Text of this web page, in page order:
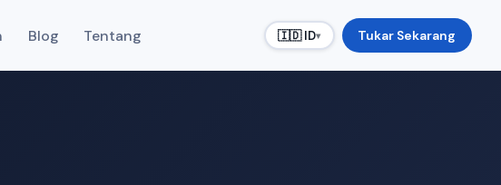
Blog Tentang 🇮🇩 ID▾ Tukar Sekarang